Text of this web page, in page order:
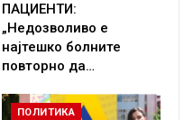
ПАЦИЕНТИ:
„Недозволиво е
најтешко болните
повторно да…
ПОЛИТИКА